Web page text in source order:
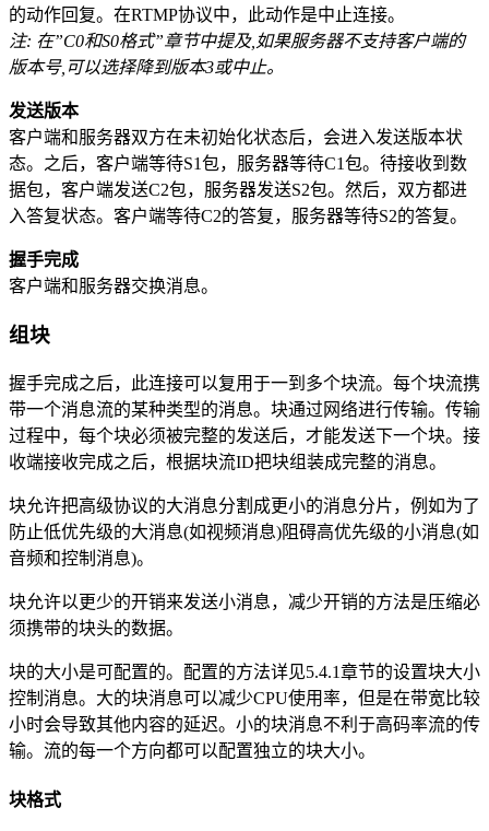
的动作回复。在RTMP协议中，此动作是中止连接。
注: 在”C0和S0格式”章节中提及,如果服务器不支持客户端的
版本号,可以选择降到版本3或中止。
发送版本
客户端和服务器双方在未初始化状态后，会进入发送版本状
态。之后，客户端等待S1包，服务器等待C1包。待接收到数
据包，客户端发送C2包，服务器发送S2包。然后，双方都进
入答复状态。客户端等待C2的答复，服务器等待S2的答复。
握手完成
客户端和服务器交换消息。
组块
握手完成之后，此连接可以复用于一到多个块流。每个块流携
带一个消息流的某种类型的消息。块通过网络进行传输。传输
过程中，每个块必须被完整的发送后，才能发送下一个块。接
收端接收完成之后，根据块流ID把块组装成完整的消息。
块允许把高级协议的大消息分割成更小的消息分片，例如为了
防止低优先级的大消息(如视频消息)阻碍高优先级的小消息(如
音频和控制消息)。
块允许以更少的开销来发送小消息，减少开销的方法是压缩必
须携带的块头的数据。
块的大小是可配置的。配置的方法详见5.4.1章节的设置块大小
控制消息。大的块消息可以减少CPU使用率，但是在带宽比较
小时会导致其他内容的延迟。小的块消息不利于高码率流的传
输。流的每一个方向都可以配置独立的块大小。
块格式